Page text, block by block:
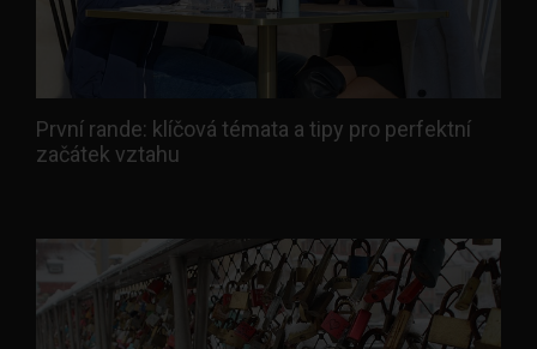
První rande: klíčová témata a tipy pro perfektní
začátek vztahu